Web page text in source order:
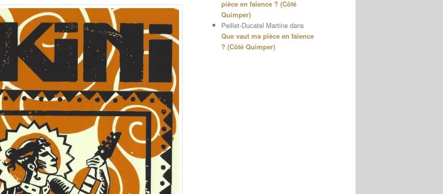
pièce en faïence ? (Côté
Quimper)
Peillet-Ducatel Martine dans
Que vaut ma pièce en faïence
? (Côté Quimper)